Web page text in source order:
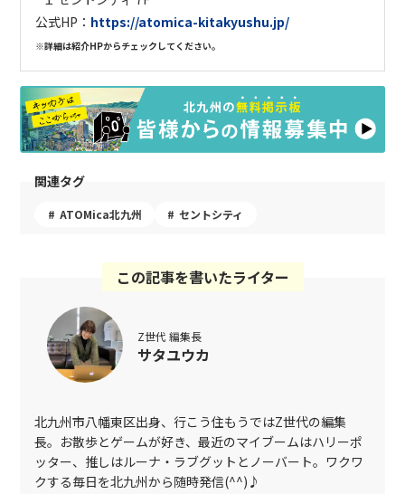
公式HP： https://atomica-kitakyushu.jp/
※詳細は紹介HPからチェックしてください。
関連タグ
ATOMica北九州 セントシティ
この記事を書いたライター
Z世代 編集長
サタユウカ
北九州市八幡東区出身、行こう住もうではZ世代の編集
長。お散歩とゲームが好き、最近のマイブームはハリーポ
ッター、推しはルーナ・ラブグットとノーバート。ワクワ
クする毎日を北九州から随時発信(^^)♪